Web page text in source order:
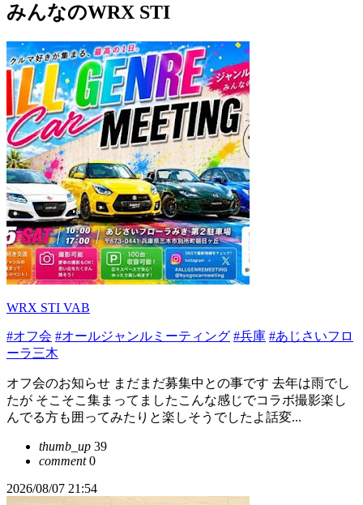
みんなのWRX STI
WRX STI VAB
#オフ会 #オールジャンルミーティング #兵庫 #あじさいフロ
ーラ三木
オフ会のお知らせ まだまだ募集中との事です 去年は雨でし
たが そこそこ集まってましたこんな感じでコラボ撮影楽し
んでる方も囲ってみたりと楽しそうでしたよ話変...
thumb_up 39
comment0
2026/08/07 21:54